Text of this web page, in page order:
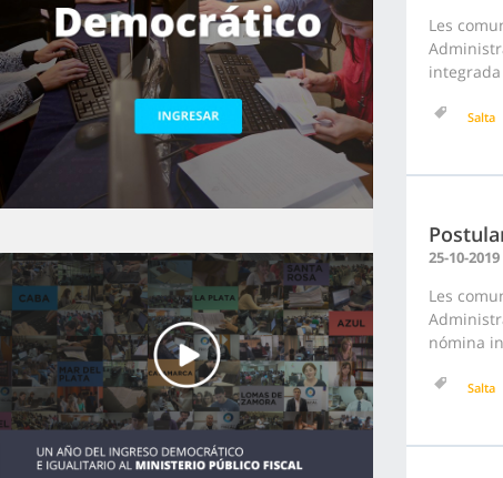
Les
Salta
25-10-2019
Les
nómina
Salta